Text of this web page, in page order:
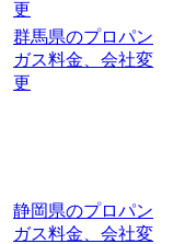
更
群馬県のプロパン
ガス料金、会社変
更
静岡県のプロパン
ガス料金、会社変